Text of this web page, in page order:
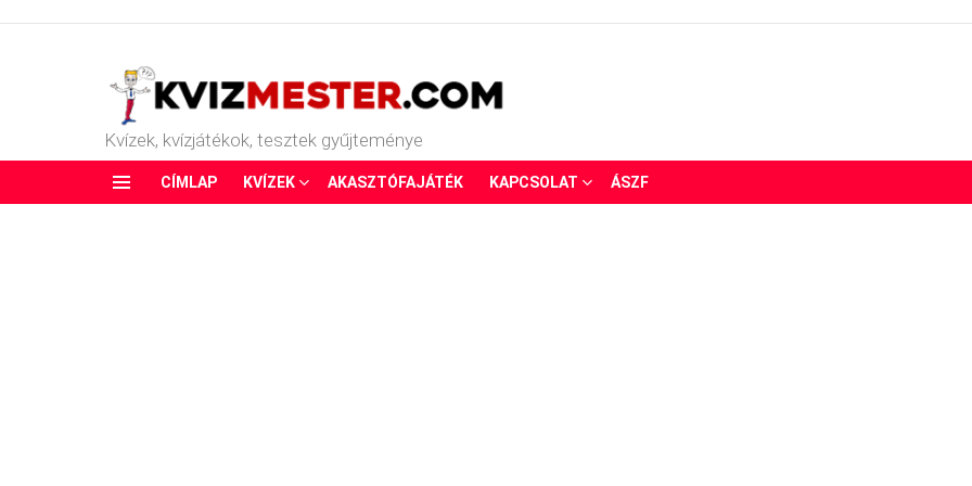
Kvízek, kvízjátékok, tesztek gyűjteménye
CÍMLAP KVÍZEK AKASZTÓFAJÁTÉK KAPCSOLAT ÁSZF